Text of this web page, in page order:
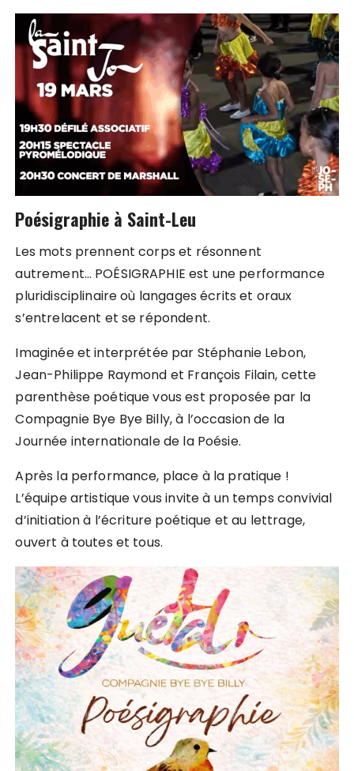
Poésigraphie à Saint-Leu
Les mots prennent corps et résonnent
autrement… POÉSIGRAPHIE est une performance
pluridisciplinaire où langages écrits et oraux
s’entrelacent et se répondent.
Imaginée et interprétée par Stéphanie Lebon,
Jean-Philippe Raymond et François Filain, cette
parenthèse poétique vous est proposée par la
Compagnie Bye Bye Billy, à l’occasion de la
Journée internationale de la Poésie.
Après la performance, place à la pratique !
L’équipe artistique vous invite à un temps convivial
d’initiation à l’écriture poétique et au lettrage,
ouvert à toutes et tous.